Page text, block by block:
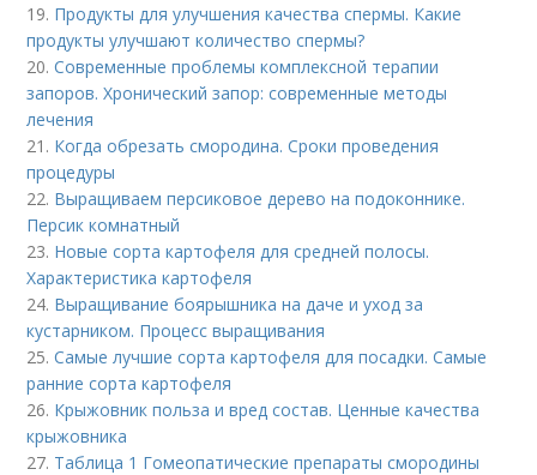
19. Продукты для улучшения качества спермы. Какие
продукты улучшают количество спермы?
20.Современные проблемы комплексной терапии
запоров. Хронический запор: современные методы
лечения
21. Когда обрезать смородина. Сроки проведения
процедуры
22. Выращиваем персиковое дерево на подоконнике.
Персик комнатный
23. Новые сорта картофеля для средней полосы.
Характеристика картофеля
24. Выращивание боярышника на даче и уход за
кустарником. Процесс выращивания
25.Самые лучшие сорта картофеля для посадки. Самые
ранние сорта картофеля
26. Крыжовник польза и вред состав. Ценные качества
крыжовника
27. Таблица 1 Гомеопатические препараты смородины